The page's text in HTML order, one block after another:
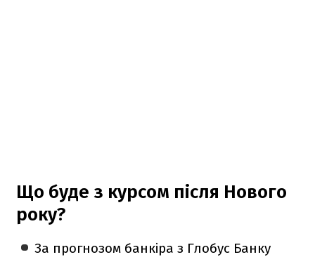
Що буде з курсом після Нового
року?
За прогнозом банкіра з Глобус Банку